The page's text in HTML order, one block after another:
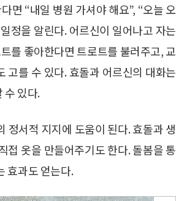
면 “내일 병원 가셔야 해요”, “오늘 오
정을 알린다. 어르신이 일어나고 자는
를 좋아한다면 트로트를 불러주고, 교
고를 수 있다. 효돌과 어르신의 대화는
수 있다.
정서적 지지에 도움이 된다. 효돌과 생
접 옷을 만들어주기도 한다. 돌봄을 통
효과도 얻는다.